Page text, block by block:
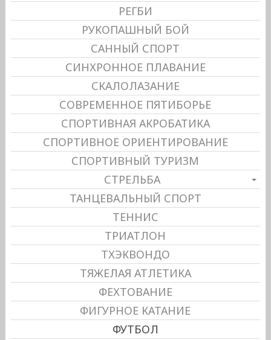
РЕГБИ
РУКОПАШНЫЙ БОЙ
САННЫЙ СПОРТ
СИНХРОННОЕ ПЛАВАНИЕ
СКАЛОЛАЗАНИЕ
СОВРЕМЕННОЕ ПЯТИБОРЬЕ
СПОРТИВНАЯ АКРОБАТИКА
СПОРТИВНОЕ ОРИЕНТИРОВАНИЕ
СПОРТИВНЫЙ ТУРИЗМ
СТРЕЛЬБА
ТАНЦЕВАЛЬНЫЙ СПОРТ
ТЕННИС
ТРИАТЛОН
ТХЭКВОНДО
ТЯЖЕЛАЯ АТЛЕТИКА
ФЕХТОВАНИЕ
ФИГУРНОЕ КАТАНИЕ
ФУТБОЛ